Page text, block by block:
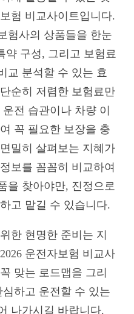
험 비교사이트입니다.
험사의 상품들을 한눈
약 구성, 그리고 보험료
교 분석할 수 있는 효
순히 저렴한 보험료만
전 습관이나 차량 이
꼭 필요한 보장을 충
밀히 살펴보는 지혜가
보를 꼼꼼히 비교하여
을 찾아야만, 진정으로
고 맡길 수 있습니다.
한 현명한 준비는 지
운전자보험 비교사
맞는 로드맵을 그리
하고 운전할 수 있는
나가시길 바랍니다.